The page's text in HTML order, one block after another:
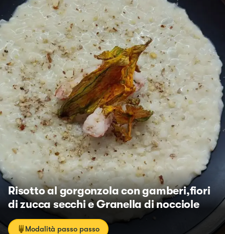
Risotto al gorgonzola con gamberi,fiori
di zucca secchi e Granella di nocciole
Modalità passo passo